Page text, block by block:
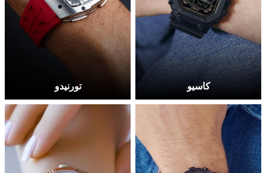
كاسيو تورنيدو